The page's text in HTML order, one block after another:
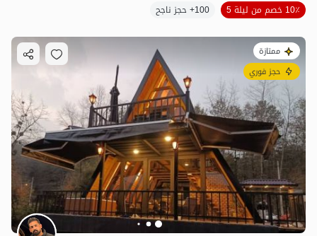
10٪ خصم من ليلة 5
100+ حجز ناجح
ممتازة
حجز فوري